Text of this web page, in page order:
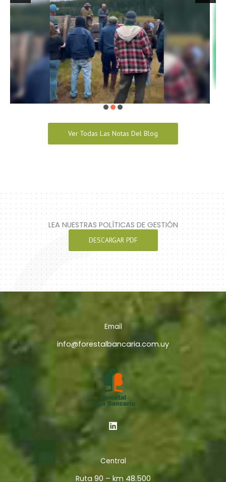
Ver Todas Las Notas Del Blog
LEA NUESTRAS POLÍTICAS DE GESTIÓN
DESCARGAR PDF
Email
info@forestalbancaria.com.uy
Central
Ruta 90 – km 48.500